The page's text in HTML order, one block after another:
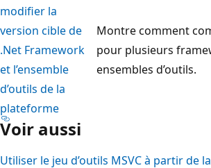
modifier la
version cible de
.Net Framework
et l’ensemble
d’outils de la
plateforme
Montre comment
pour plusieurs
ensembles d’outils.
Voir aussi
Utiliser le jeu d’outils MSVC à partir de